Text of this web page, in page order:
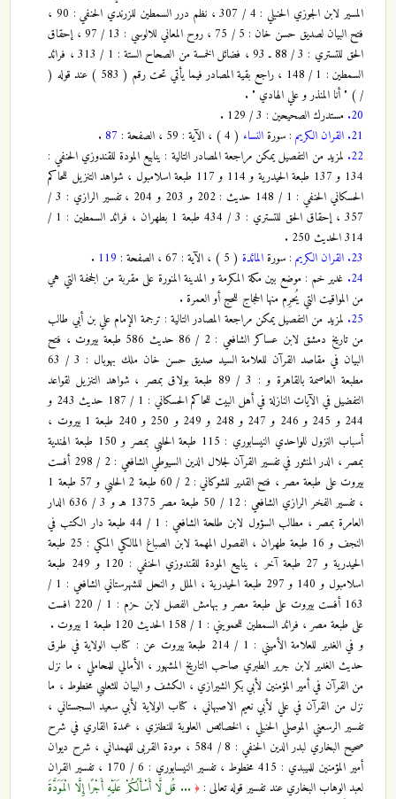
المسير لابن الجوزي الحنبلي : 4 / 307 ، نظم درر السمطين للزرندي الحنفي : 90 ،
فتح البيان لصديق حسن خان : 5 / 75 ، روح المعاني للالوسي : 13 / 97 ، إحقاق
الحق للتستري : 3 / 88 ـ 93 ، فضائل الخمسة من الصحاح الستة : 1 / 313 ، فرائد
السمطين : 1 / 148 ، راجع بقية المصادر فيما يأتي تحت رقم ( 583 ) عند قوله (
/ ) " أنا المنذر و علي الهادي " .
20. مستدرك الصحيحين : 3 / 129 .
21. القران الكريم : سورةالنساء ( 4 ) ، الآية : 59 ، الصفحة : 87
.
22. لمزيد من التفصيل يمكن مراجعة المصادر التالية : ينابيع المودة للقندوزي الحنفي :
134 و 137 طبعة الحيدرية و 114 و 117 طبعة اسلامبول ، شواهد التنزيل للحاكم
الحسكاني الحنفي : 1 / 148 حديث : 202 و 203 و 204 ، تفسير الرازي : 3 /
357 ، إحقاق الحق للتستري : 3 / 434 طبعة 1 بطهران ، فرائد السمطين : 1 /
314 الحديث 250 .
23. القران الكريم : سورةالمائدة ( 5 ) ، الآية : 67 ، الصفحة : 119
.
24. غدير خم : موضع بين مكة المكرمة و المدينة المنورة على مقربة من الجحفة التي هي
من المواقيت التي يُحرِم منها الحجاج للحج أو العمرة .
25. لمزيد من التفصيل يمكن مراجعة المصادر التالية : ترجمة الإمام علي بن أبي طالب
من تاريخ دمشق لابن عساكر الشافعي : 2 / 86 حديث 586 طبعة بيروت ، فتح
البيان في مقاصد القرآن للعلامة السيد صديق حسن خان ملك بهوبال : 3 / 63
مطبعة العاصمة بالقاهرة و : 3 / 89 طبعة بولاق بمصر ، شواهد التنزيل لقواعد
التفضيل في الآيات النازلة في أهل البيت للحاكم الحسكاني : 1 / 187 حديث 243 و
244 و 245 و 246 و 247 و 248 و 249 و 250 و 240 طبعة 1 بيروت ،
أسباب النزول للواحدي النيسابوري : 115 طبعة الحلبي بمصر و 150 طبعة الهندية
بمصر ، الدر المنثور في تفسير القرآن لجلال الدين السيوطي الشافعي : 2 / 298 أفست
بيروت على طبعة مصر ، فتح القدير للشوكاني : 2 / 60 طبعة 2 الحلبي و 57 طبعة 1
، تفسير الفخر الرازي الشافعي : 12 / 50 طبعة مصر 1375 ه‍ـ و 3 / 636 الدار
العامرة بمصر ، مطالب السؤول لابن طلحة الشافعي : 1 / 44 طبعة دار الكتب في
النجف و 16 طبعة طهران ، الفصول المهمة لابن الصباغ المالكي المكي : 25 طبعة
الحيدرية و 27 طبعة آخر ، ينابيع المودة للقندوزي الحنفي : 120 و 249 طبعة
اسلامبول و 140 و 297 طبعة الحيدرية ، الملل و النحل للشهرستاني الشافعي : 1 /
163 أفست بيروت على طبعة مصر و بهامش الفصل لابن حزم : 1 / 220 افست
على طبعة مصر ، فرائد السمطين للحمويني : 1 / 158 الحديث 120 طبعة 1 بيروت .
و في الغدير للعلامة الأميني : 1 / 214 طبعة بيروت عن : كتاب الولاية في طرق
حديث الغدير لابن جرير الطبري صاحب التاريخ المشهور ، الأمالي للمحاملي ، ما نزل
من القرآن في أمير المؤمنين لأبي بكر الشيرازي ، الكشف و البيان للثعلبي مخطوط ، ما
نزل من القرآن في علي لأبي نعيم الاصبهاني ، كتاب الولاية لأبي سعيد السجستاني ،
تفسير الرسعني الموصلي الحنبلي ، الخصائص العلوية للنطنزي ، عمدة القاري في شرح
صحيح البخاري لبدر الدين الحنفي : 8 / 584 ، مودة القربى للهمداني ، شرح ديوان
أمير المؤمنين للميبدي : 415 مخطوط ، تفسير النيسابوري : 6 / 170 ، تفسير القران
لعبد الوهاب البخاري عند تفسير قوله تعالى :﴿ ... قُل لَّا أَسْأَلُكُمْ عَلَيْهِ أَجْرًا إِلَّا الْمَوَدَّةَ